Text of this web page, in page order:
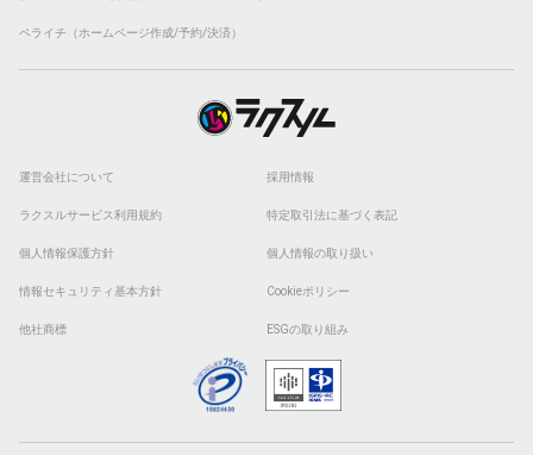
ペライチ（ホームページ作成/予約/決済）
運営会社について 採用情報
ラクスルサービス利用規約 特定取引法に基づく表記
個人情報保護方針 個人情報の取り扱い
情報セキュリティ基本方針 Cookieポリシー
他社商標 ESGの取り組み